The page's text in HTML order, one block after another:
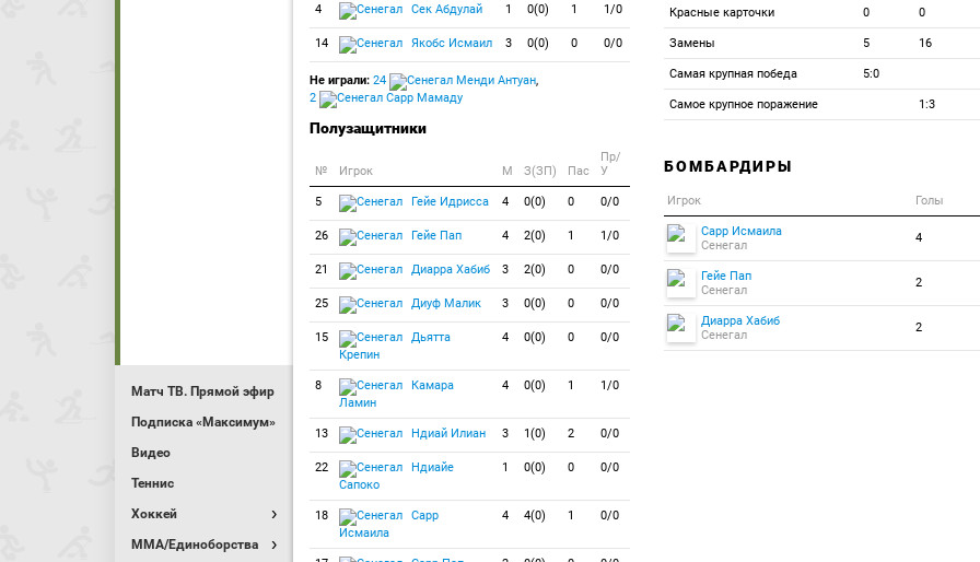
Матч ТВ. Прямой эфир
Подписка «Максимум»
Видео
Теннис
Хоккей
MMA/Единоборства
4 Сек Абдулай 1 0(0) 1 1/0
14 Якобс Исмаил 3 0(0) 0 0/0
Не играли: 24 Менди Антуан,
2
Сарр Мамаду
Полузащитники
№ Игрок M З(ЗП) Пас
Пр/
У
5 Гейе Идрисса 4 0(0) 0 0/0
26 Гейе Пап 4 2(0) 1 1/0
21 Диарра Хабиб 3 2(0) 0 0/0
25 Диуф Малик 3 0(0) 0 0/0
15
Дьятта
Крепин
4 0(0) 0 0/0
8
Камара
Ламин
4 0(0) 1 1/0
13 Ндиай Илиан 3 1(0) 2 0/0
22
Ндиайе
Сапоко
1 0(0) 0 0/0
18
Сарр
Исмаила
4 4(0) 1 0/0
Красные карточки 0 0
Замены 5 16
Самая крупная победа 5:0
Самое крупное поражение 1:3
БОМБАРДИРЫ
Игрок Голы
Сарр Исмаила
Сенегал
4
Гейе Пап
Сенегал
2
Диарра Хабиб
Сенегал
2